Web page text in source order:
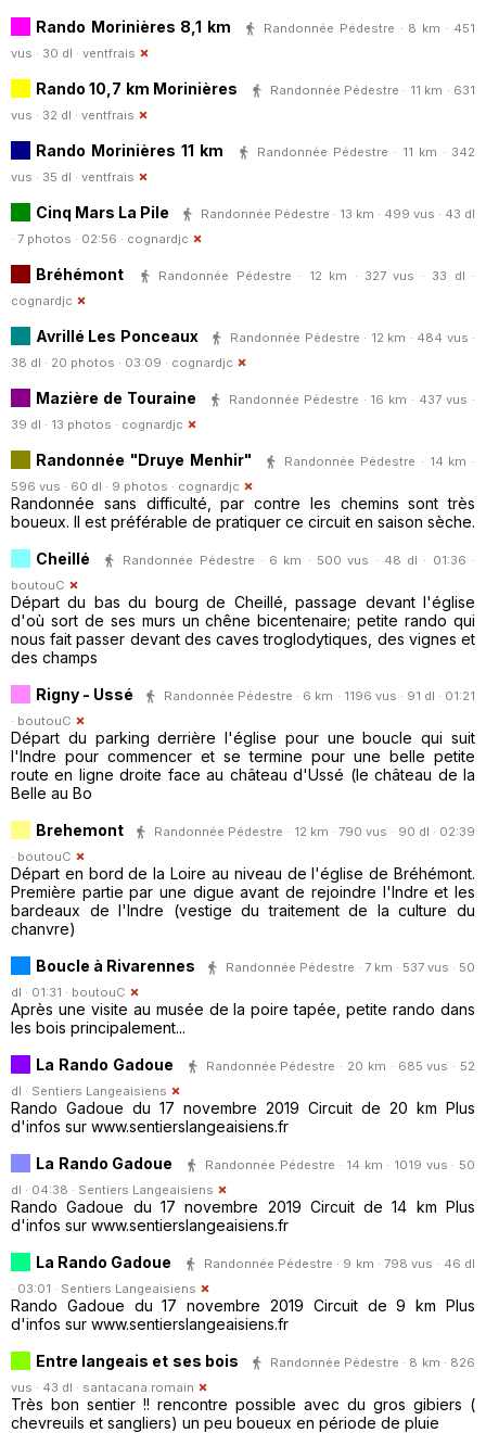
Rando Morinières 8,1 km
Randonnée Pédestre · 8 km · 451
vus · 30 dl · ventfrais
Rando 10,7 km Morinières
Randonnée Pédestre · 11 km · 631
vus · 32 dl · ventfrais
Rando Morinières 11 km
Randonnée Pédestre · 11 km · 342
vus · 35 dl · ventfrais
Cinq Mars La Pile
Randonnée Pédestre · 13 km · 499 vus · 43 dl
· 7 photos · 02:56 · cognardjc
Bréhémont
Randonnée Pédestre · 12 km · 327 vus · 33 dl ·
cognardjc
Avrillé Les Ponceaux
Randonnée Pédestre · 12 km · 484 vus ·
38 dl · 20 photos · 03:09 · cognardjc
Mazière de Touraine
Randonnée Pédestre · 16 km · 437 vus ·
39 dl · 13 photos · cognardjc
Randonnée "Druye Menhir"
Randonnée Pédestre · 14 km ·
596 vus · 60 dl · 9 photos · cognardjc
Randonnée sans difficulté, par contre les chemins sont très
boueux. Il est préférable de pratiquer ce circuit en saison sèche.
Cheillé
Randonnée Pédestre · 6 km · 500 vus · 48 dl · 01:36 ·
boutouC
Départ du bas du bourg de Cheillé, passage devant l'église
d'où sort de ses murs un chêne bicentenaire; petite rando qui
nous fait passer devant des caves troglodytiques, des vignes et
des champs
Rigny - Ussé
Randonnée Pédestre · 6 km · 1196 vus · 91 dl · 01:21
· boutouC
Départ du parking derrière l'église pour une boucle qui suit
l'Indre pour commencer et se termine pour une belle petite
route en ligne droite face au château d'Ussé (le château de la
Belle au Bo
Brehemont
Randonnée Pédestre · 12 km · 790 vus · 90 dl · 02:39
· boutouC
Départ en bord de la Loire au niveau de l'église de Bréhémont.
Première partie par une digue avant de rejoindre l'Indre et les
bardeaux de l'Indre (vestige du traitement de la culture du
chanvre)
Boucle à Rivarennes
Randonnée Pédestre · 7 km · 537 vus · 50
dl · 01:31 · boutouC
Après une visite au musée de la poire tapée, petite rando dans
les bois principalement...
La Rando Gadoue
Randonnée Pédestre · 20 km · 685 vus · 52
dl · Sentiers Langeaisiens
Rando Gadoue du 17 novembre 2019 Circuit de 20 km Plus
d'infos sur www.sentierslangeaisiens.fr
La Rando Gadoue
Randonnée Pédestre · 14 km · 1019 vus · 50
dl · 04:38 · Sentiers Langeaisiens
Rando Gadoue du 17 novembre 2019 Circuit de 14 km Plus
d'infos sur www.sentierslangeaisiens.fr
La Rando Gadoue
Randonnée Pédestre · 9 km · 798 vus · 46 dl
· 03:01 · Sentiers Langeaisiens
Rando Gadoue du 17 novembre 2019 Circuit de 9 km Plus
d'infos sur www.sentierslangeaisiens.fr
Entre langeais et ses bois
Randonnée Pédestre · 8 km · 826
vus · 43 dl · santacana.romain
Très bon sentier !! rencontre possible avec du gros gibiers (
chevreuils et sangliers) un peu boueux en période de pluie